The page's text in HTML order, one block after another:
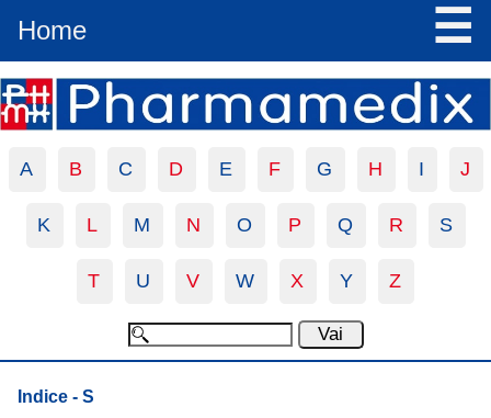
Home ☰
A B C D E F G H I J
K L M N O P Q R S
T U V W X Y Z
Indice - S